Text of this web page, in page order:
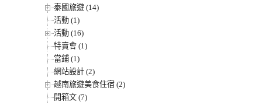
泰國旅遊 (14)
活動 (1)
活動 (16)
特賣會 (1)
當鋪 (1)
網站設計 (2)
越南旅遊美食住宿 (2)
開箱文 (7)